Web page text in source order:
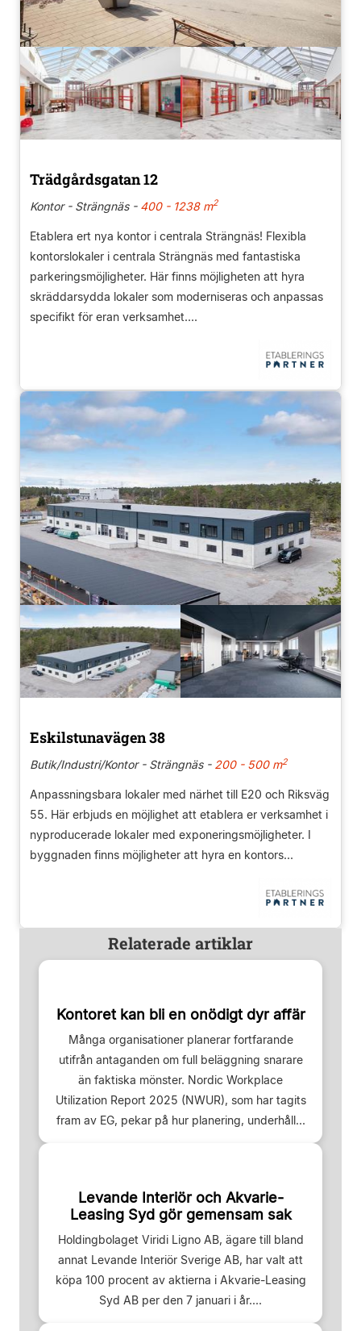
Trädgårdsgatan 12
Kontor - Strängnäs -400 - 1238 m2
Etablera ert nya kontor i centrala Strängnäs! Flexibla
kontorslokaler i centrala Strängnäs med fantastiska
parkeringsmöjligheter. Här finns möjligheten att hyra
skräddarsydda lokaler som moderniseras och anpassas
specifikt för eran verksamhet....
Eskilstunavägen 38
Butik/Industri/Kontor - Strängnäs -200 - 500 m2
Anpassningsbara lokaler med närhet till E20 och Riksväg
55. Här erbjuds en möjlighet att etablera er verksamhet i
nyproducerade lokaler med exponeringsmöjligheter. I
byggnaden finns möjligheter att hyra en kontors...
Relaterade artiklar
Kontoret kan bli en onödigt dyr affär
Många organisationer planerar fortfarande
utifrån antaganden om full beläggning snarare
än faktiska mönster. Nordic Workplace
Utilization Report 2025 (NWUR), som har tagits
fram av EG, pekar på hur planering, underhåll...
Levande Interiör och Akvarie-
Leasing Syd gör gemensam sak
Holdingbolaget Viridi Ligno AB, ägare till bland
annat Levande Interiör Sverige AB, har valt att
köpa 100 procent av aktierna i Akvarie-Leasing
Syd AB per den 7 januari i år....